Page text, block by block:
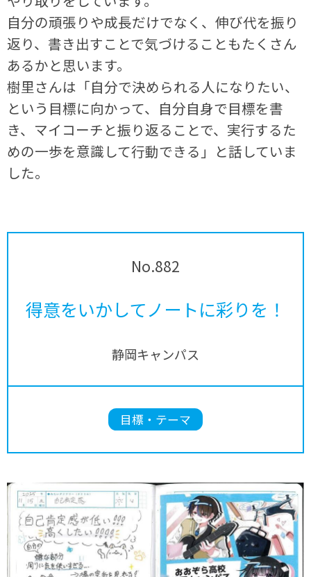
自分の頑張りや成長だけでなく、伸び代を振り
返り、書き出すことで気づけることもたくさん
あるかと思います。
樹里さんは「自分で決められる人になりたい、
という目標に向かって、自分自身で目標を書
き、マイコーチと振り返ることで、実行するた
めの一歩を意識して行動できる」と話していま
した。
No.882
得意をいかしてノートに彩りを！
静岡キャンパス
目標・テーマ